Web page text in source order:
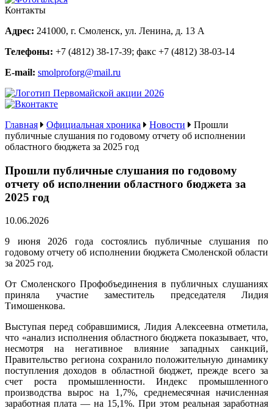
Контакты
Адрес: 241000, г. Смоленск, ул. Ленина, д. 13 А
Телефоны: +7 (4812) 38-17-39; факс +7 (4812) 38-03-14
E-mail: smolproforg@mail.ru
Главная Официальная хроника Новости
Прошли
публичные слушания по годовому отчету об исполнении
областного бюджета за 2025 год
Прошли публичные слушания по годовому
отчету об исполнении областного бюджета за
2025 год
10.06.2026
9 июня 2026 года состоялись публичные слушания по
годовому отчету об исполнении бюджета Смоленской области
за 2025 год.
От Смоленского Профобъединения в публичных слушаниях
приняла участие заместитель председателя Лидия
Тимошенкова.
Выступая перед собравшимися, Лидия Алексеевна отметила,
что «анализ исполнения областного бюджета показывает, что,
несмотря на негативное влияние западных санкций,
Правительство региона сохранило положительную динамику
поступления доходов в областной бюджет, прежде всего за
счет роста промышленности. Индекс промышленного
производства вырос на 1,7%, среднемесячная начисленная
заработная плата — на 15,1%. При этом реальная заработная